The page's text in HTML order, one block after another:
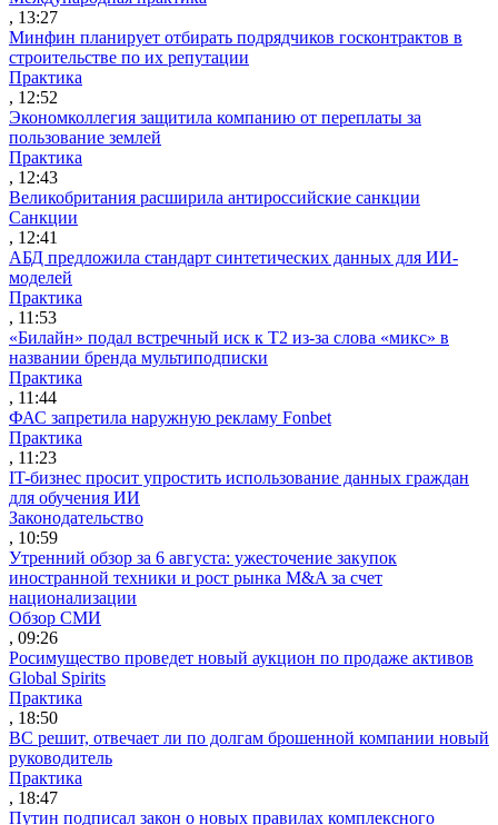
, 13:27
Минфин планирует отбирать подрядчиков госконтрактов в
строительстве по их репутации
Практика
, 12:52
Экономколлегия защитила компанию от переплаты за
пользование землей
Практика
, 12:43
Великобритания расширила антироссийские санкции
Санкции
, 12:41
АБД предложила стандарт синтетических данных для ИИ-
моделей
Практика
, 11:53
«Билайн» подал встречный иск к Т2 из-за слова «микс» в
названии бренда мультиподписки
Практика
, 11:44
ФАС запретила наружную рекламу Fonbet
Практика
, 11:23
IT-бизнес просит упростить использование данных граждан
для обучения ИИ
Законодательство
, 10:59
Утренний обзор за 6 августа: ужесточение закупок
иностранной техники и рост рынка M&A за счет
национализации
Обзор СМИ
, 09:26
Росимущество проведет новый аукцион по продаже активов
Global Spirits
Практика
, 18:50
ВС решит, отвечает ли по долгам брошенной компании новый
руководитель
Практика
, 18:47
Путин подписал закон о новых правилах комплексного